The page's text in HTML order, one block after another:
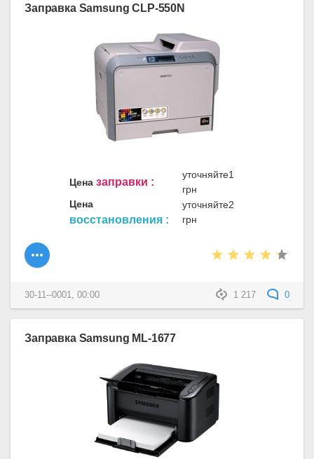
Заправка Samsung CLP-550N
Цена заправки :
уточняйте1
грн
Цена
восстановления :
уточняйте2
грн
1 217 0
30-11--0001, 00:00
Заправка Samsung ML-1677